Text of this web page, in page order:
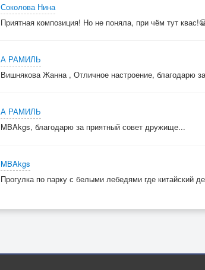
Соколова Нина
Приятная композиция! Но не поняла, при чём тут
А РАМИЛЬ
Вишнякова Жанна , Отличное настроение, благодарю
А РАМИЛЬ
MBAkgs, благодарю за приятный совет дружище...
MBAkgs
Прогулка по парку с белыми лебедями где китайский